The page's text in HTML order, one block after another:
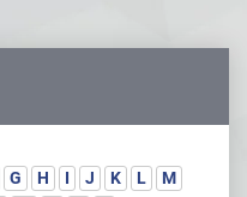
G H I J K L
M